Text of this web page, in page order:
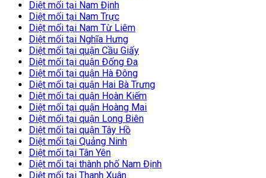
Diệt mối tại Nam Định
Diệt mối tại Nam Trực
Diệt mối tại Nam Từ Liêm
Diệt mối tại Nghĩa Hưng
Diệt mối tại quận Cầu Giấy
Diệt mối tại quận Đống Đa
Diệt mối tại quận Hà Đông
Diệt mối tại quận Hai Bà Trưng
Diệt mối tại quận Hoàn Kiếm
Diệt mối tại quận Hoàng Mai
Diệt mối tại quận Long Biên
Diệt mối tại quận Tây Hồ
Diệt mối tại Quảng Ninh
Diệt mối tại Tân Yên
Diệt mối tại thành phố Nam Định
Diệt mối tại Thanh Xuân